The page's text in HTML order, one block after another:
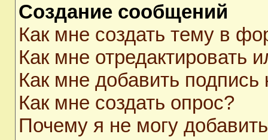
Создание сообщений
Как мне создать тему в
Как мне отредактировать
Как мне добавить
Как мне создать опрос?
Почему я не могу